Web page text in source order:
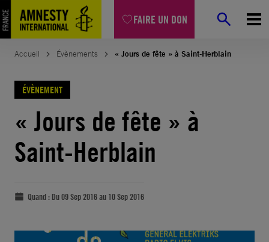
FAIRE UN DON
Accueil Évènements « Jours de fête » à Saint-Herblain
ÉVÈNEMENT
« Jours de fête » à
Saint-Herblain
Quand : Du 09 Sep 2016 au 10 Sep 2016